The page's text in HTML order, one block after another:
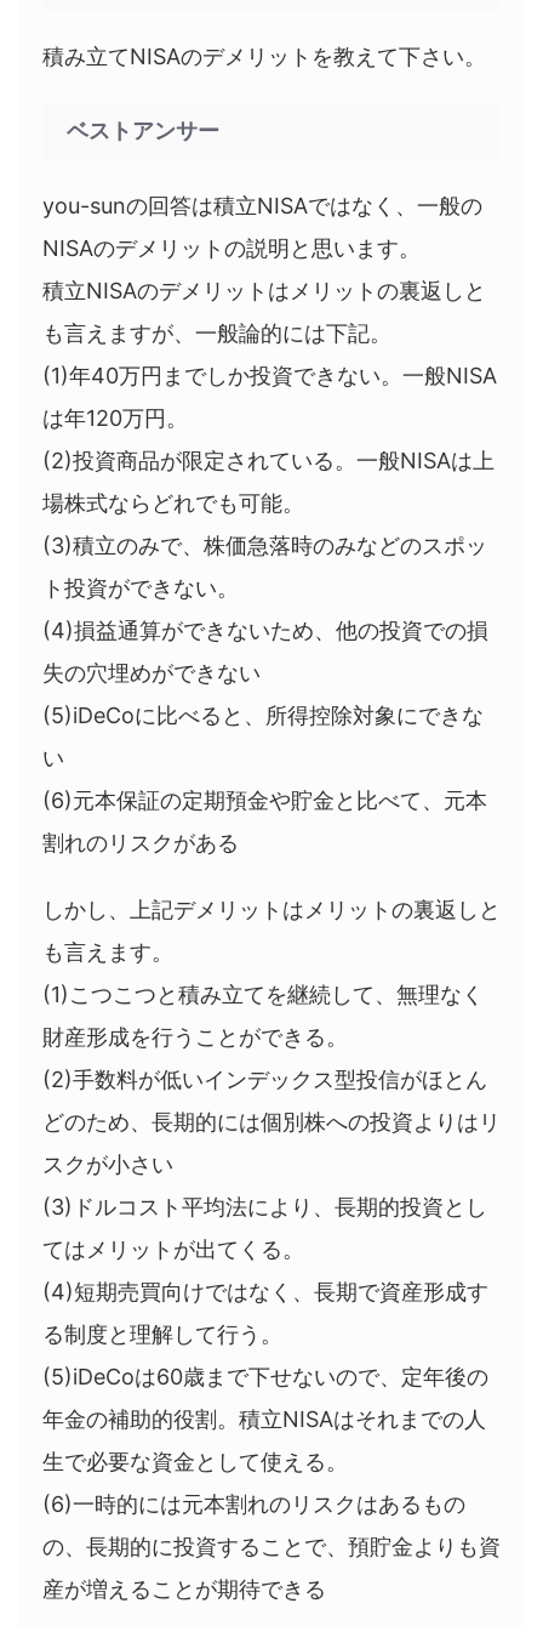
積み立てNISAのデメリットを教えて下さい。
ベストアンサー
you-sunの回答は積立NISAではなく、一般の
NISAのデメリットの説明と思います。
積立NISAのデメリットはメリットの裏返しと
も言えますが、一般論的には下記。
(1)年40万円までしか投資できない。一般NISA
は年120万円。
(2)投資商品が限定されている。一般NISAは上
場株式ならどれでも可能。
(3)積立のみで、株価急落時のみなどのスポッ
ト投資ができない。
(4)損益通算ができないため、他の投資での損
失の穴埋めができない
(5)iDeCoに比べると、所得控除対象にできな
い
(6)元本保証の定期預金や貯金と比べて、元本
割れのリスクがある
しかし、上記デメリットはメリットの裏返しと
も言えます。
(1)こつこつと積み立てを継続して、無理なく
財産形成を行うことができる。
(2)手数料が低いインデックス型投信がほとん
どのため、長期的には個別株への投資よりはリ
スクが小さい
(3)ドルコスト平均法により、長期的投資とし
てはメリットが出てくる。
(4)短期売買向けではなく、長期で資産形成す
る制度と理解して行う。
(5)iDeCoは60歳まで下せないので、定年後の
年金の補助的役割。積立NISAはそれまでの人
生で必要な資金として使える。
(6)一時的には元本割れのリスクはあるもの
の、長期的に投資することで、預貯金よりも資
産が増えることが期待できる